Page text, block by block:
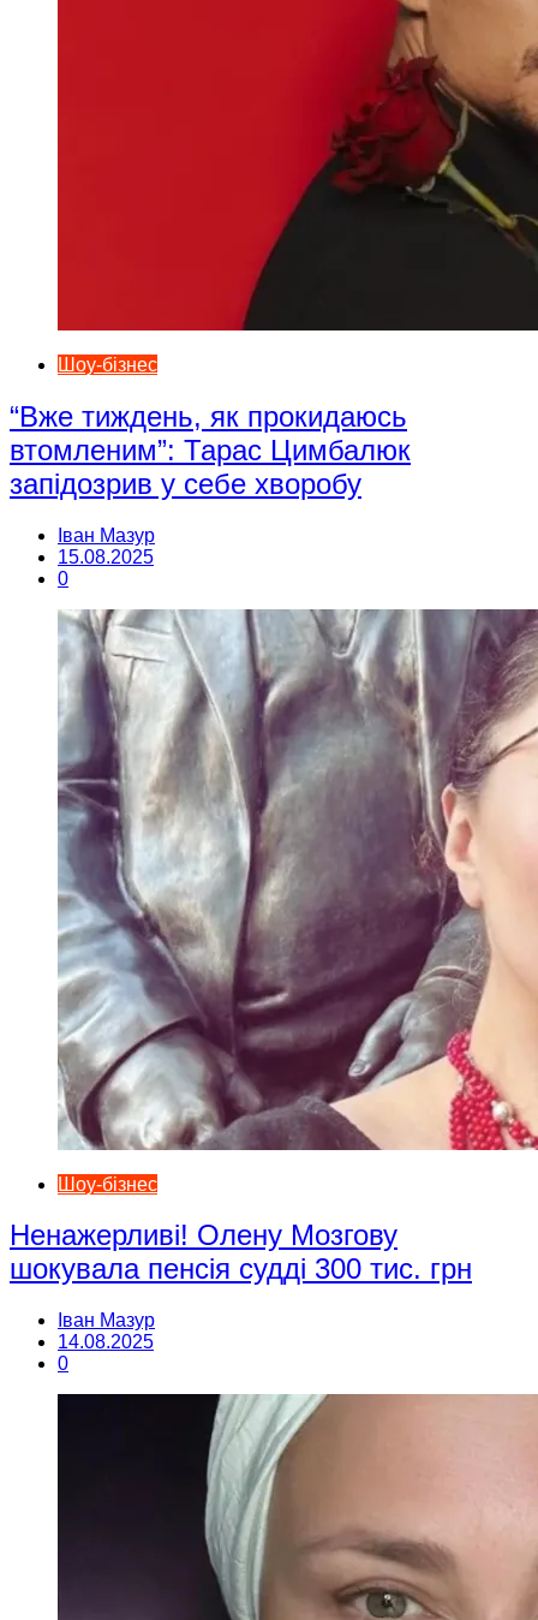
Шоу-бізнес
“Вже тиждень, як прокидаюсь
втомленим”: Тарас Цимбалюк
запідозрив у себе хворобу
Іван Мазур
15.08.2025
0
Шоу-бізнес
Ненажерливі! Олену Мозгову
шокувала пенсія судді 300 тис. грн
Іван Мазур
14.08.2025
0